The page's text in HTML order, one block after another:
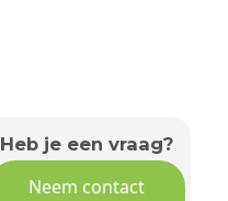
Heb je een vraag?
Neem contact